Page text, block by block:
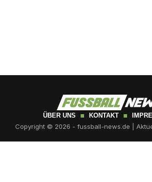
ÜBER UNS KONTAKT
Copyright © 2026 - fussball-news.de |